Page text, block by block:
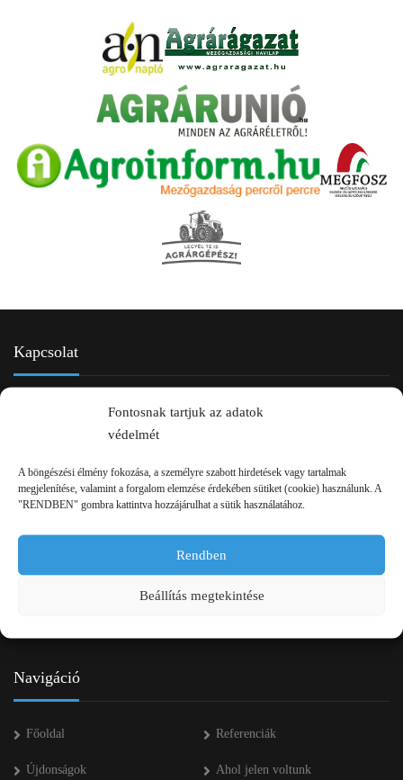
Fontosnak tartjuk az adatok
védelmét
A böngészési élmény fokozása, a személyre szabott hirdetések vagy tartalmak
megjelenítése, valamint a forgalom elemzése érdekében sütiket (cookie) használunk. A
"RENDBEN" gombra kattintva hozzájárulhat a sütik használatához.
Rendben
Beállítás megtekintése
Kapcsolat
Navigáció
Főoldal Referenciák
Újdonságok Ahol jelen voltunk